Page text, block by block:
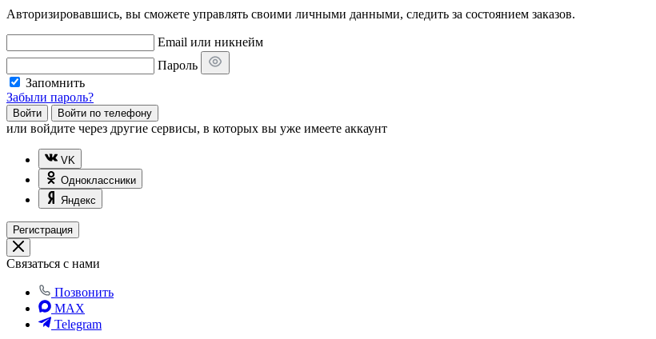
Авторизировавшись, вы сможете управлять своими личными данными, следить за состоянием заказов.
Email или никнейм
Пароль
Запомнить
Забыли пароль?
Войти Войти по телефону
или войдите через другие сервисы, в которых вы уже имеете аккаунт
VK
Одноклассники
Яндекс
Регистрация
Связаться с нами
Позвонить
MAX
Telegram